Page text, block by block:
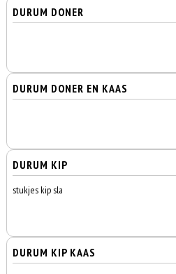
DURUM DONER
DURUM DONER EN KAAS
DURUM KIP
stukjes kip sla
DURUM KIP KAAS